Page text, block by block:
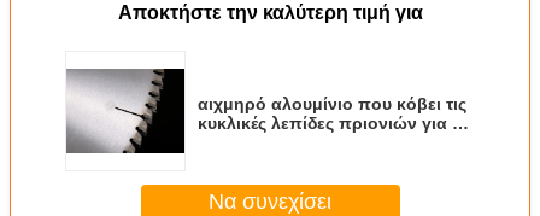
Αποκτήστε την καλύτερη τιμή για
αιχμηρό αλουμίνιο που κόβει τις
κυκλικές λεπίδες πριονιών για το
Να συνεχίσει